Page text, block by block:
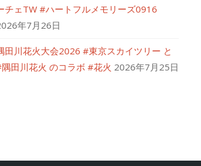
チェTW #ハートフルメモリーズ0916
年7月26日
田川花火大会2026 #東京スカイツリー と
田川花火 のコラボ #花火 2026年7月25日